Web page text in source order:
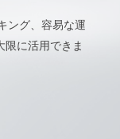
ング、容易な運
限に活用できま